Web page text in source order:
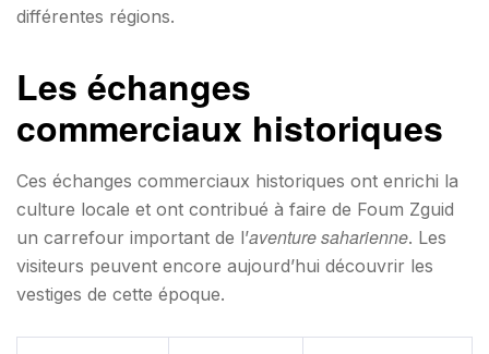
différentes régions.
Les échanges
commerciaux historiques
Ces échanges commerciaux historiques ont enrichi la
culture locale et ont contribué à faire de Foum Zguid
un carrefour important de l’aventure saharienne. Les
visiteurs peuvent encore aujourd’hui découvrir les
vestiges de cette époque.